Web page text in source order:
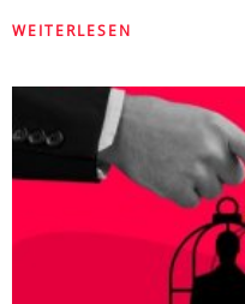
WEITERLESEN